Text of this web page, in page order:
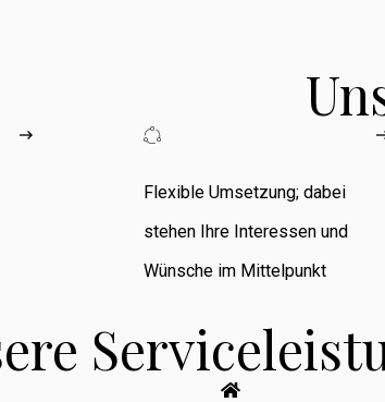
Flexible Umsetzung; dabei
stehen Ihre Interessen und
Wünsche im Mittelpunkt